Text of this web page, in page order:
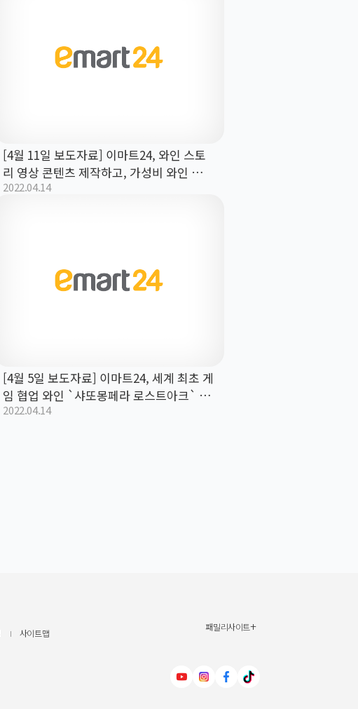
[4월 11일 보도자료] 이마트24, 와인 스토
리 영상 콘텐츠 제작하고, 가성비 와인 확대
하고… 예비 VIP 와린이 잡아라!
2022.04.14
[4월 5일 보도자료] 이마트24, 세계 최초 게
임 협업 와인 `샤또몽페라 로스트아크` 패
키지 온오프라인 판매!
2022.04.14
사이트맵
패밀리사이트+
신세계그룹